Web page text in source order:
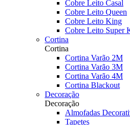
Cobre Leito Casal
Cobre Leito Queen
Cobre Leito King
Cobre Leito Super
Cortina
Cortina
Cortina Varão 2M
Cortina Varão 3M
Cortina Varão 4M
Cortina Blackout
Decoração
Decoração
Almofadas
Tapetes